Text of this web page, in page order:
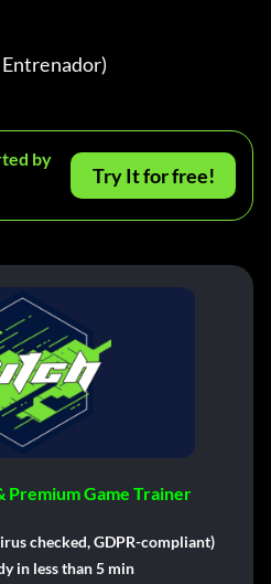
by
Try It for free!
Premium Game Trainer
checked, GDPR-compliant)
in less than 5 min